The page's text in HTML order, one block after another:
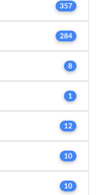
357
284
8
1
12
10
10